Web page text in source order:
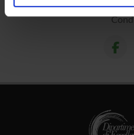
analizzare il nostro traffico.
informazioni sul modo in cui
pubblicità e social media, i